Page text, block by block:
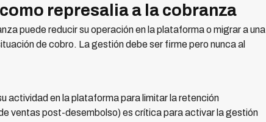
represalia a la cobranza
puede reducir su operación en la plataforma o migrar a una
de cobro. La gestión debe ser firme pero nunca al
actividad en la plataforma para limitar la retención
ventas post-desembolso) es crítica para activar la gestión